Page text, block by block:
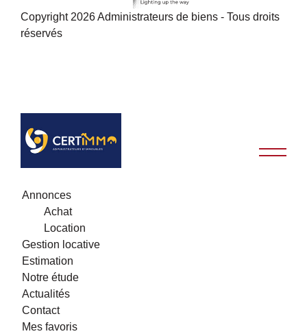
Copyright 2026 Administrateurs de biens - Tous droits
réservés
Annonces
Achat
Location
Gestion locative
Estimation
Notre étude
Actualités
Contact
Mes favoris